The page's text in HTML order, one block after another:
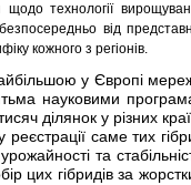
щодо технології
від
кожного з регіонів.
у Європі
науковими
ділянок у різних
саме тих
та
цих гібридів за